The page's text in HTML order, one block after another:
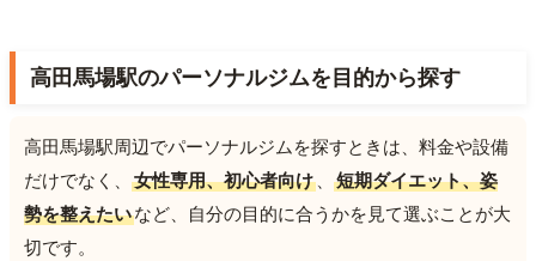
高田馬場駅のパーソナルジムを目的から探す
高田馬場駅周辺でパーソナルジムを探すときは、料金や設備
だけでなく、
女性専用、初心者向け 、
短期ダイエット、姿
勢を整えたいなど、自分の目的に合うかを見て選ぶことが大
切です。